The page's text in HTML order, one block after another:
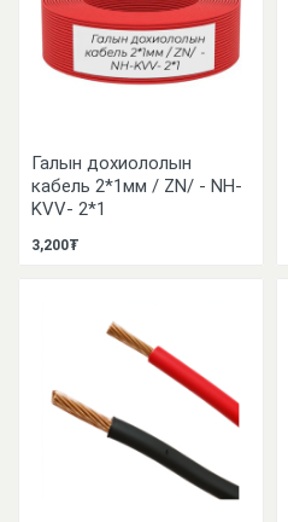
Галын дохиололын
кабель 2*1мм / ZN/ - NH-
KVV- 2*1
3,200₮